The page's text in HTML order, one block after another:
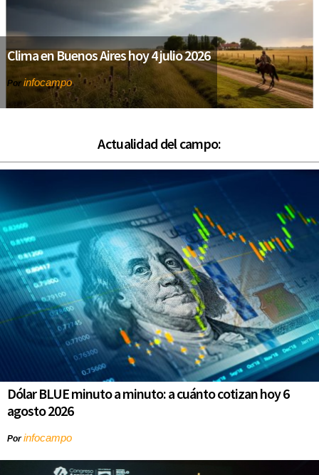
Clima en Buenos Aires hoy 4 julio 2026
Por infocampo
Actualidad del campo:
Dólar BLUE minuto a minuto: a cuánto cotizan hoy 6
agosto 2026
Porinfocampo